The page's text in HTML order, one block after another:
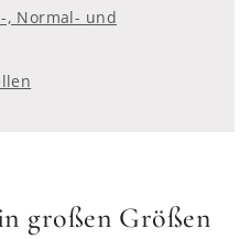
, Normal- und
großen Größen